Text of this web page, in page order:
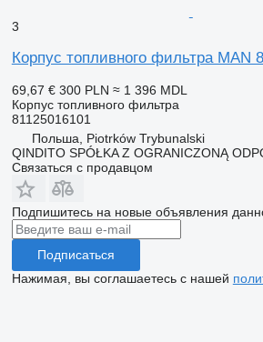
3
Корпус топливного фильтра MAN
69,67 € 300 PLN ≈ 1 396 MDL
Корпус топливного фильтра
81125016101
Польша, Piotrków Trybunalski
QINDITO SPÓŁKA Z OGRANICZONĄ
Связаться с продавцом
Подпишитесь на новые объявления
Подписаться
Нажимая, вы соглашаетесь с нашей